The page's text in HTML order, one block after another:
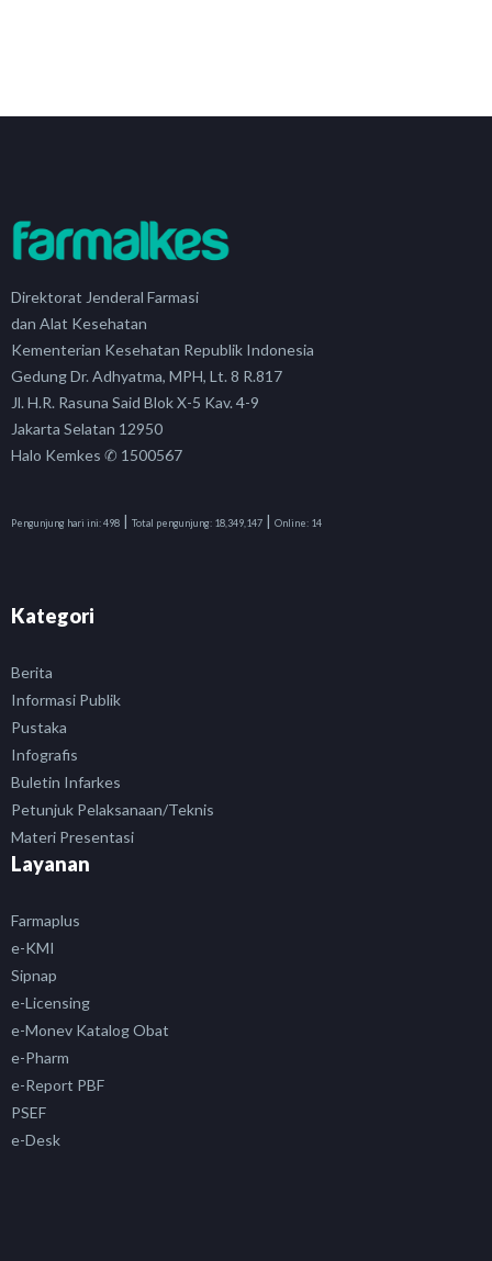
Direktorat Jenderal Farmasi
dan Alat Kesehatan
Kementerian Kesehatan Republik Indonesia
Gedung Dr. Adhyatma, MPH, Lt. 8 R.817
Jl. H.R. Rasuna Said Blok X-5 Kav. 4-9
Jakarta Selatan 12950
Halo Kemkes ✆ 1500567
Pengunjung hari ini:498 | Total pengunjung: 18,349,147 | Online: 14
Kategori
Berita
Informasi Publik
Pustaka
Infografis
Buletin Infarkes
Petunjuk Pelaksanaan/Teknis
Materi Presentasi
Layanan
Farmaplus
e-KMI
Sipnap
e-Licensing
e-Monev Katalog Obat
e-Pharm
e-Report PBF
PSEF
e-Desk